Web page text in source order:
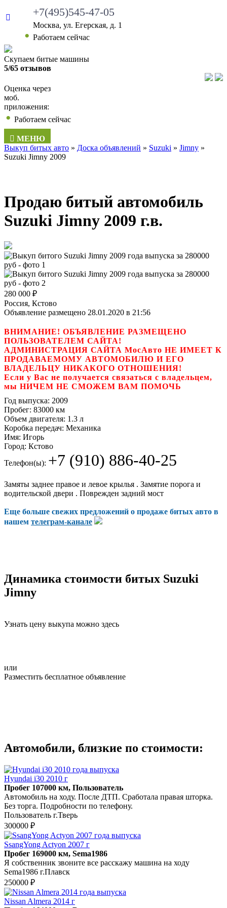
+7(495)545-47-05
Москва, ул. Егерская, д. 1
Работаем сейчас
Скупаем битые машины
5/65 отзывов
Оценка через
моб.
приложения:
Работаем сейчас
МЕНЮ
Выкуп битых авто » Доска объявлений » Suzuki » Jimny »
Suzuki Jimny 2009
Продаю битый автомобиль
Suzuki Jimny 2009 г.в.
280 000 ₽
Россия, Кстово
Объявление размещено 28.01.2020 в 21:56
ВНИМАНИЕ! ОБЪЯВЛЕНИЕ РАЗМЕЩЕНО
ПОЛЬЗОВАТЕЛЕМ САЙТА!
АДМИНИСТРАЦИЯ САЙТА МосАвто НЕ ИМЕЕТ К
ПРОДАВАЕМОМУ АВТОМОБИЛЮ И ЕГО
ВЛАДЕЛЬЦУ НИКАКОГО ОТНОШЕНИЯ!
Если у Вас не получается связаться с владельцем,
мы НИЧЕМ НЕ СМОЖЕМ ВАМ ПОМОЧЬ
Год выпуска: 2009
Пробег: 83000 км
Объем двигателя: 1.3 л
Коробка передач: Механика
Имя: Игорь
Город: Кстово
Телефон(ы): +7 (910) 886-40-25
Замяты заднее правое и левое крылья . Замятие порога и
водительской двери . Поврежден задний мост
Еще больше свежих предложений о продаже битых авто в
нашем телеграм-канале
Динамика стоимости битых Suzuki
Jimny
Узнать цену выкупа можно здесь
или
Разместить бесплатное объявление
Автомобили, близкие по стоимости:
Hyundai i30 2010 г
Пробег 107000 км, Пользователь
Автомобиль на ходу. После ДТП. Сработала правая шторка.
Без торга. Подробности по телефону.
Пользователь г.Тверь
300000 ₽
SsangYong Actyon 2007 г
Пробег 169000 км, Sema1986
Я собственник звоните все расскажу машина на ходу
Sema1986 г.Плавск
250000 ₽
Nissan Almera 2014 г